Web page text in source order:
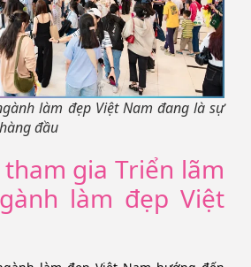
làm đẹp Việt Nam đang là sự
đầu
gia Triển lãm
làm đẹp Việt